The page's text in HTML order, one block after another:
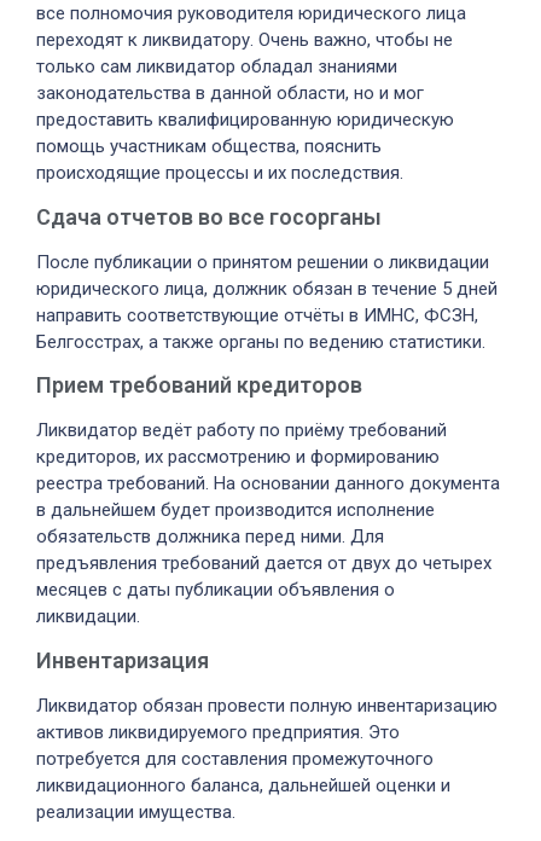
все полномочия руководителя юридического лица
переходят к ликвидатору. Очень важно, чтобы не
только сам ликвидатор обладал знаниями
законодательства в данной области, но и мог
предоставить квалифицированную юридическую
помощь участникам общества, пояснить
происходящие процессы и их последствия.
Сдача отчетов во все госорганы
После публикации о принятом решении о ликвидации
юридического лица, должник обязан в течение 5 дней
направить соответствующие отчёты в ИМНС, ФСЗН,
Белгосстрах, а также органы по ведению статистики.
Прием требований кредиторов
Ликвидатор ведёт работу по приёму требований
кредиторов, их рассмотрению и формированию
реестра требований. На основании данного документа
в дальнейшем будет производится исполнение
обязательств должника перед ними. Для
предъявления требований дается от двух до четырех
месяцев с даты публикации объявления о
ликвидации.
Инвентаризация
Ликвидатор обязан провести полную инвентаризацию
активов ликвидируемого предприятия. Это
потребуется для составления промежуточного
ликвидационного баланса, дальнейшей оценки и
реализации имущества.